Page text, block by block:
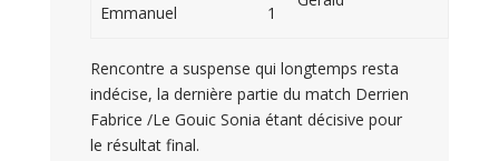
Emmanuel
1
Rencontre a suspense qui longtemps resta
indécise, la dernière partie du match Derrien
Fabrice /Le Gouic Sonia étant décisive pour
le résultat final.